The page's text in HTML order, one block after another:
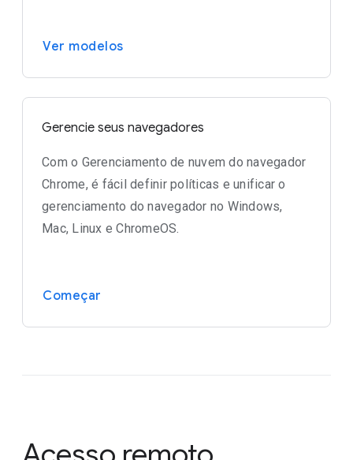
Ver modelos
Gerencie seus navegadores
Com o Gerenciamento de nuvem do navegador
Chrome, é fácil definir políticas e unificar o
gerenciamento do navegador no Windows,
Mac, Linux e ChromeOS.
Começar